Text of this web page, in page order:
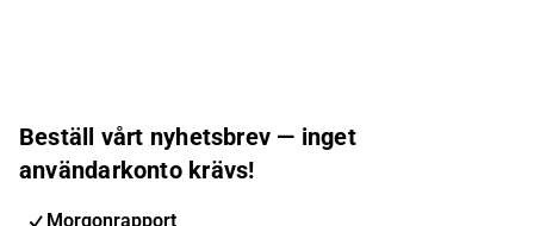
Beställ vårt nyhetsbrev — inget
användarkonto krävs!
Morgonrapport